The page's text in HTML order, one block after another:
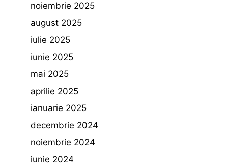
noiembrie 2025
august 2025
iulie 2025
iunie 2025
mai 2025
aprilie 2025
ianuarie 2025
decembrie 2024
noiembrie 2024
iunie 2024